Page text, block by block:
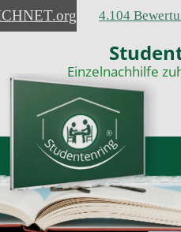
.org 4.104
Einzelnachhilfe